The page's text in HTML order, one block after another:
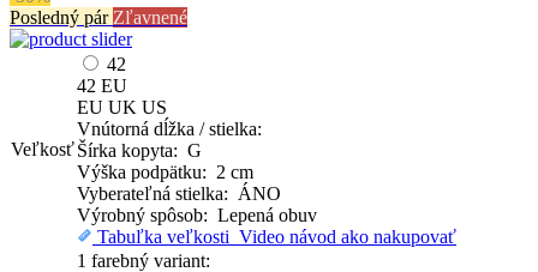
Posledný pár Zľavnené
Veľkosť
42
42 EU
EU UK US
Vnútorná dĺžka / stielka:
Šírka kopyta: G
Výška podpätku: 2 cm
Vyberateľná stielka: ÁNO
Výrobný spôsob: Lepená obuv
Tabuľka veľkosti Video návod ako nakupovať
1 farebný variant: